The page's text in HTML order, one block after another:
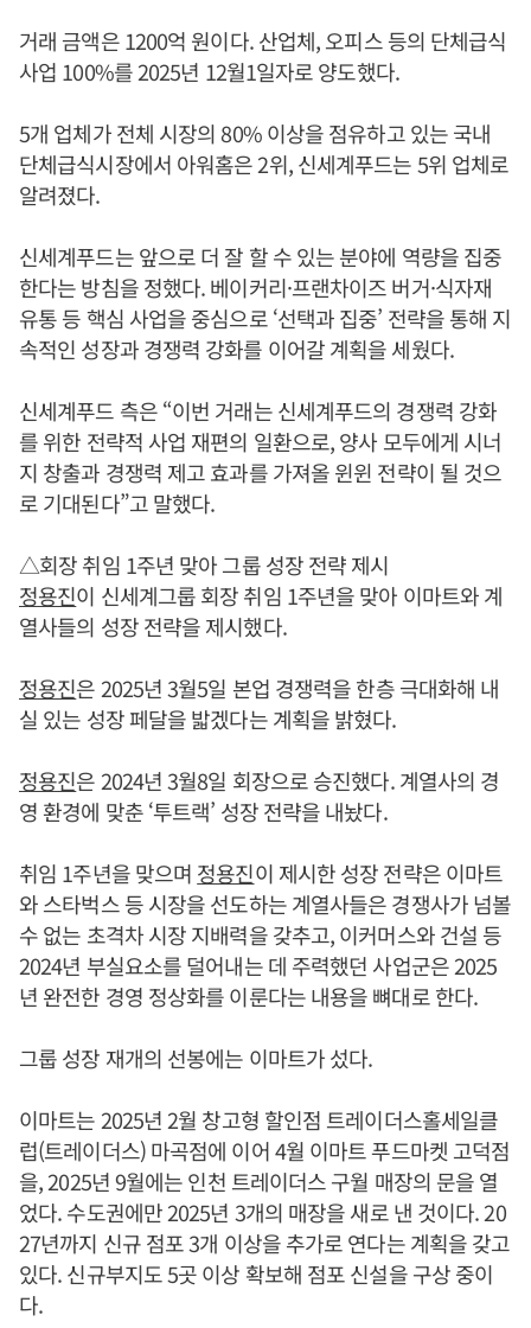
거래 금액은 1200억 원이다. 산업체, 오피스 등의 단체급식
사업 100%를 2025년 12월1일자로 양도했다.
5개 업체가 전체 시장의 80% 이상을 점유하고 있는 국내
단체급식시장에서 아워홈은 2위, 신세계푸드는 5위 업체로
알려졌다.
신세계푸드는 앞으로 더 잘 할 수 있는 분야에 역량을 집중
한다는 방침을 정했다. 베이커리·프랜차이즈 버거·식자재
유통 등 핵심 사업을 중심으로 ‘선택과 집중’ 전략을 통해 지
속적인 성장과 경쟁력 강화를 이어갈 계획을 세웠다.
신세계푸드 측은 “이번 거래는 신세계푸드의 경쟁력 강화
를 위한 전략적 사업 재편의 일환으로, 양사 모두에게 시너
지 창출과 경쟁력 제고 효과를 가져올 윈윈 전략이 될 것으
로 기대된다”고 말했다.
△회장 취임 1주년 맞아 그룹 성장 전략 제시
정용진이 신세계그룹 회장 취임 1주년을 맞아 이마트와 계
열사들의 성장 전략을 제시했다.
정용진은 2025년 3월5일 본업 경쟁력을 한층 극대화해 내
실 있는 성장 페달을 밟겠다는 계획을 밝혔다.
정용진은 2024년 3월8일 회장으로 승진했다. 계열사의 경
영 환경에 맞춘 ‘투트랙’ 성장 전략을 내놨다.
취임 1주년을 맞으며 정용진이 제시한 성장 전략은 이마트
와 스타벅스 등 시장을 선도하는 계열사들은 경쟁사가 넘볼
수 없는 초격차 시장 지배력을 갖추고, 이커머스와 건설 등
2024년 부실요소를 덜어내는 데 주력했던 사업군은 2025
년 완전한 경영 정상화를 이룬다는 내용을 뼈대로 한다.
그룹 성장 재개의 선봉에는 이마트가 섰다.
이마트는 2025년 2월 창고형 할인점 트레이더스홀세일클
럽(트레이더스) 마곡점에 이어 4월 이마트 푸드마켓 고덕점
을, 2025년 9월에는 인천 트레이더스 구월 매장의 문을 열
었다. 수도권에만 2025년 3개의 매장을 새로 낸 것이다. 20
27년까지 신규 점포 3개 이상을 추가로 연다는 계획을 갖고
있다. 신규부지도 5곳 이상 확보해 점포 신설을 구상 중이
다.